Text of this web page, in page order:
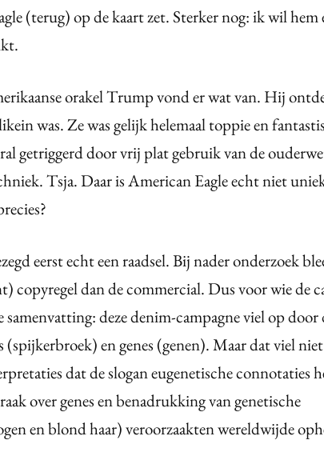
(terug) op de kaart zet. Sterker nog: ik wil hem
orakel Trump vond er wat van. Hij
was. Ze was gelijk helemaal toppie en
getriggerd door vrij plat gebruik van de
Tsja. Daar is American Eagle echt niet
eerst echt een raadsel. Bij nader onderzoek
copyregel dan de commercial. Dus voor wie de
samenvatting: deze denim-campagne viel op door
(spijkerbroek) en genes (genen). Maar dat viel
dat de slogan eugenetische connotaties
over genes en benadrukking van genetische
en blond haar) veroorzaakten wereldwijde